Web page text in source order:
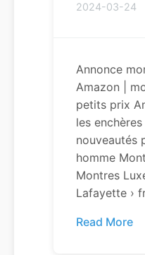
2024-03-24
Annonce
Amazon |
petits prix
les
nouveautés
homme
Montres
Lafayette ›
Read More